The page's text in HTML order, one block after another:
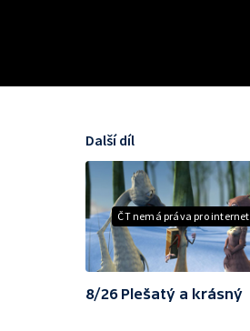
ČT nemá práva pro internet
Další díl
8/26 Plešatý a krásný